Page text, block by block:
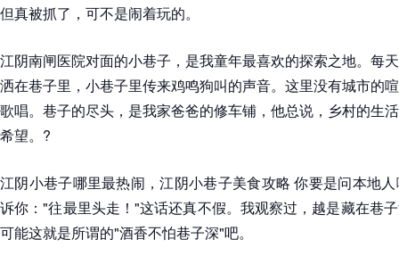
但真被抓了，可不是闹着玩的。
江阴南闸医院对面的小巷子，是我童年最喜欢的探索之地。每
洒在巷子里，小巷子里传来鸡鸣狗叫的声音。这里没有城市的
歌唱。巷子的尽头，是我家爸爸的修车铺，他总说，乡村的生
希望。?
江阴小巷子哪里最热闹，江阴小巷子美食攻略 你要是问本地
诉你："往最里头走！"这话还真不假。我观察过，越是藏在巷
可能这就是所谓的"酒香不怕巷子深"吧。